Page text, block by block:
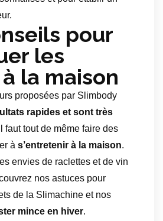
pour
les
la maison
proposées par Slimbody
rapides et sont très
faut tout de même faire des
à s’entretenir à la maison.
envies de raclettes et de vin
nos astuces pour
de la Slimachine et nos
mince en hiver.